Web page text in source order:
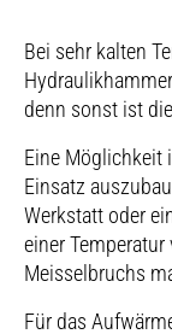
Bei sehr kalten
denn sonst ist
Eine Möglichkeit
Einsatz
Werkstatt oder
einer Temperatur
Meisselbruchs
Für das